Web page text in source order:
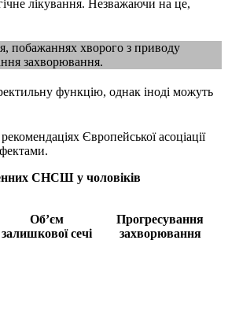
лікування. Незважаючи на це,
побажаннях хворого з приводу
захворювання.
функцію, однак іноді можуть
Європейської асоціації
СНСШ у чоловіків
Об’єм
залишкової сечі
Прогресування
захворювання